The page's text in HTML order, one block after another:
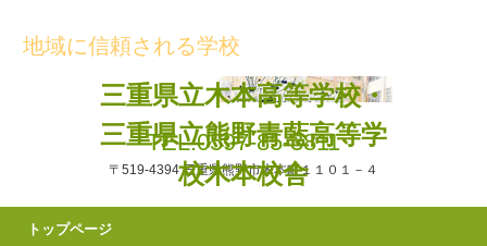
三重県立木本高等学校・
三重県立熊野青藍高等学
校木本校舎
地域に信頼される学校
TEL.0597-85-3811
〒519-4394 三重県熊野市木本町１１０１－４
トップページ